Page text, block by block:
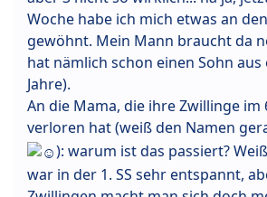
Woche habe ich mich etwas an
gewöhnt. Mein Mann braucht da
hat nämlich schon einen Sohn aus
Jahre).
An die Mama, die ihre Zwillinge im
verloren hat (weiß den Namen
): warum ist das passiert?
war in der 1. SS sehr entspannt,